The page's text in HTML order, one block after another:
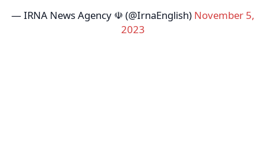
— IRNA News Agency ☫ (@IrnaEnglish) November 5,
2023